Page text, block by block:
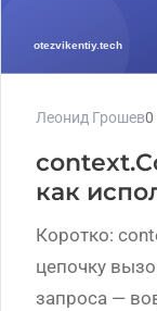
Леонид Грошев0
как
Коротко:
цепочку
запроса —